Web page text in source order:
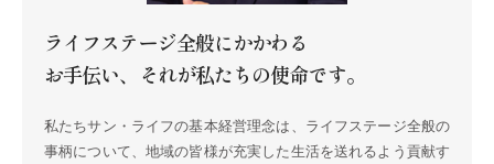
ライフステージ全般にかかわる
お手伝い、それが私たちの使命です。
私たちサン・ライフの基本経営理念は、ライフステージ全般の
事柄について、地域の皆様が充実した生活を送れるよう貢献す